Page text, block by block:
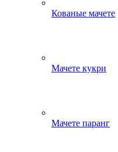
Кованые мачете
Мачете кукри
Мачете паранг